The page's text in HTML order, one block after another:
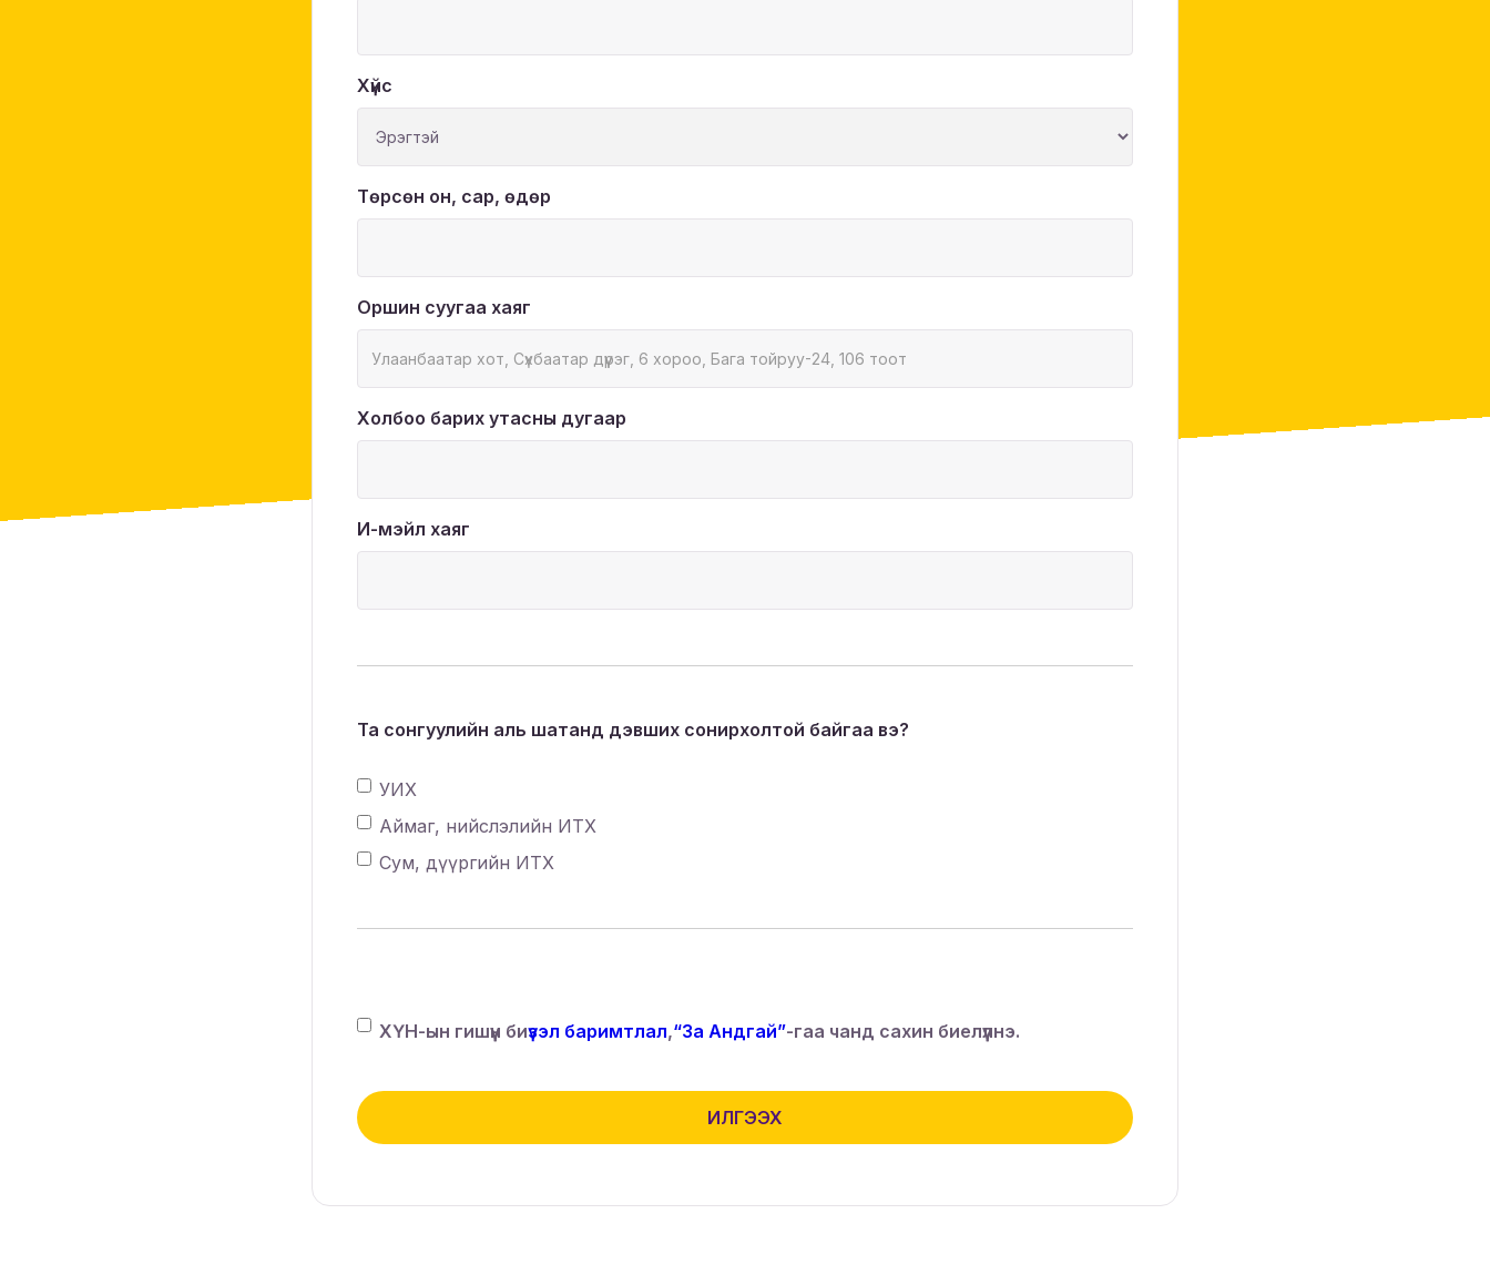
Хүйс
Төрсөн он, сар, өдөр
Оршин суугаа хаяг
Холбоо барих утасны дугаар
И-мэйл хаяг
Та сонгуулийн аль шатанд дэвших сонирхолтой байгаа вэ?
УИХ
Аймаг, нийслэлийн ИТХ
Сум, дүүргийн ИТХ
ХҮН-ын гишүүн биүзэл баримтлал,“За Андгай”-гаа чанд сахин биелүүлнэ.